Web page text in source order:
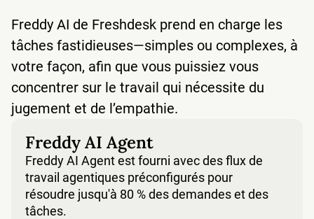
Freddy AI de Freshdesk prend en charge les
tâches fastidieuses—simples ou complexes, à
votre façon, afin que vous puissiez vous
concentrer sur le travail qui nécessite du
jugement et de l’empathie.
Freddy AI Agent
Freddy AI Agent est fourni avec des flux de
travail agentiques préconfigurés pour
résoudre jusqu'à 80 % des demandes et des
tâches.